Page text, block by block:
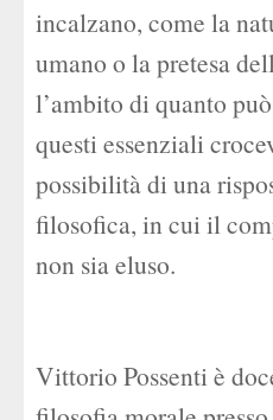
incalzano, come la
umano o la pretesa
l’ambito di quanto
questi essenziali
possibilità di una
filosofica, in cui il
non sia eluso.
Vittorio Possenti è